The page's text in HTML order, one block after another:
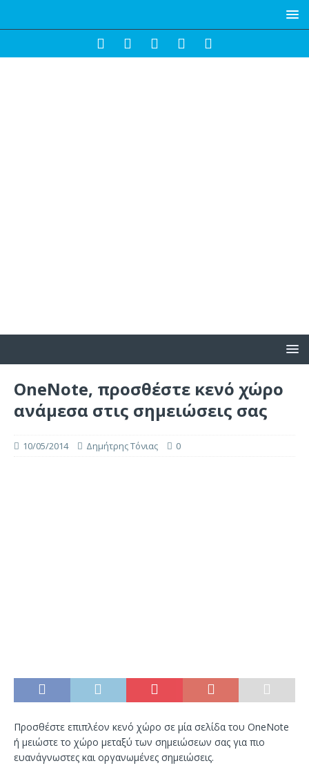
OneNote, προσθέστε κενό χώρο
ανάμεσα στις σημειώσεις σας
10/05/2014 Δημήτρης Τόνιας 0
Προσθέστε επιπλέον κενό χώρο σε μία σελίδα του OneNote
ή μειώστε το χώρο μεταξύ των σημειώσεων σας για πιο
ευανάγνωστες και οργανωμένες σημειώσεις.